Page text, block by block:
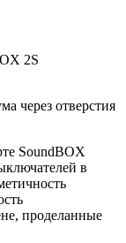
2S
через отверстия
SoundBOX
в
проделанные